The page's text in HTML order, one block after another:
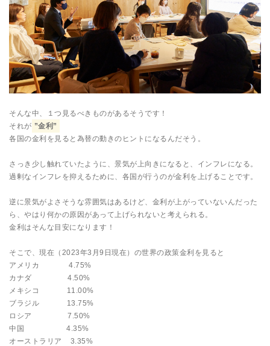
そんな中、１つ見るべきものがあるそうです！
それが ”金利”
各国の金利を見ると為替の動きのヒントになるんだそう。
さっき少し触れていたように、景気が上向きになると、インフレになる。
過剰なインフレを抑えるために、各国が行うのが金利を上げることです。
逆に景気がよさそうな雰囲気はあるけど、金利が上がっていないんだった
ら、やはり何かの原因があって上げられないと考えられる。
金利はそんな目安になります！
そこで、現在（2023年3月9日現在）の世界の政策金利を見ると
アメリカ 4.75%
カナダ 4.50%
メキシコ 11.00%
ブラジル 13.75%
ロシア 7.50%
中国 4.35%
オーストラリア 3.35%